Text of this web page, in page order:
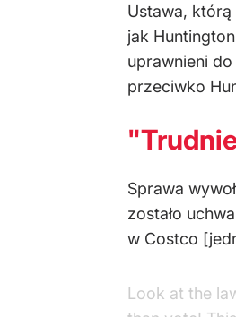
Ustawa,
jak
uprawnieni
przeciwko
Sprawa
zostało
w Costco
Look at the